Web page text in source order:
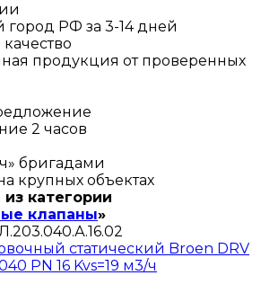
город РФ за 3-14 дней
продукция от проверенных
2 часов
бригадами
крупных объектах
категории
клапаны»
статический Broen DRV
PN 16 Kvs=19 м3/ч